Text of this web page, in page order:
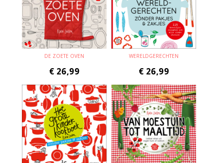
DE ZOETE OVEN
€ 26,99
WERELDGERECHTEN
€ 26,99